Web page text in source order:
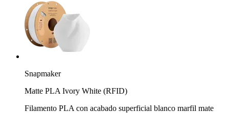
Snapmaker
Matte PLA Ivory White (RFID)
Filamento PLA con acabado superficial blanco marfil mate